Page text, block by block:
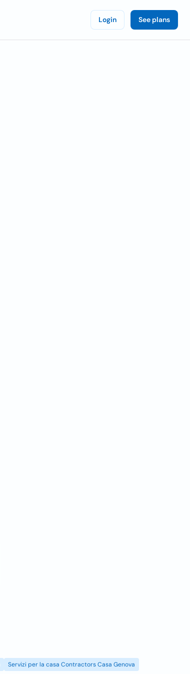
Login See plans
Servizi per la casa Contractors Casa Genova